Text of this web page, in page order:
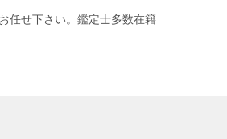
任せ下さい。鑑定士多数在籍